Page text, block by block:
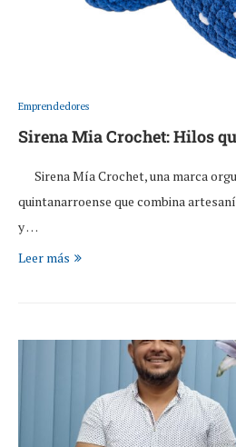
Emprendedores
Sirena Mia Crochet: Hilos
Sirena Mía Crochet, una marca
quintanarroense que combina
y …
Leer más